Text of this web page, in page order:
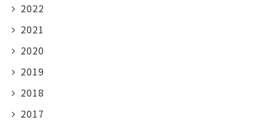
2022
2021
2020
2019
2018
2017